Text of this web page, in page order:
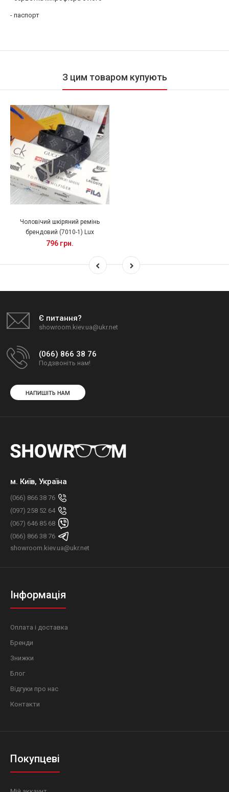
- паспорт
З цим товаром купують
Чоловічий шкіряний ремінь
брендовий (7010-1) Lux
796 грн.
Є питання?
showroom.kiev.ua@ukr.net
(066) 866 38 76
Подзвоніть нам!
НАПИШІТЬ НАМ
м. Київ, Україна
(066) 866 38 76
(097) 258 52 64
(067) 646 85 68
(066) 866 38 76
showroom.kiev.ua@ukr.net
Інформація
Оплата і доставка
Бренди
Знижки
Блог
Відгуки про нас
Контакти
Покупцеві